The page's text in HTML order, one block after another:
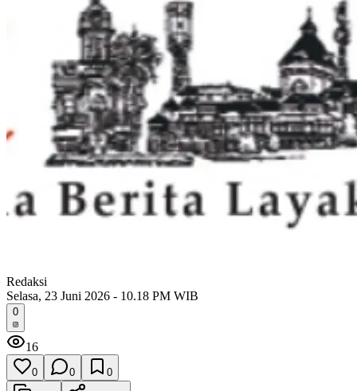
Redaksi
Selasa, 23 Juni 2026 - 10.18 PM WIB
0
16
0 0 0